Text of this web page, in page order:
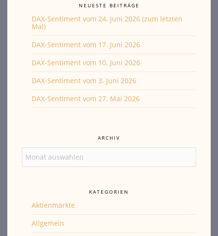
NEUESTE BEITRÄGE
DAX-Sentiment vom 24. Juni 2026 (zum letzten
Mal)
DAX-Sentiment vom 17. Juni 2026
DAX-Sentiment vom 10. Juni 2026
DAX-Sentiment vom 3. Juni 2026
DAX-Sentiment vom 27. Mai 2026
ARCHIV
KATEGORIEN
Aktienmärkte
Allgemein